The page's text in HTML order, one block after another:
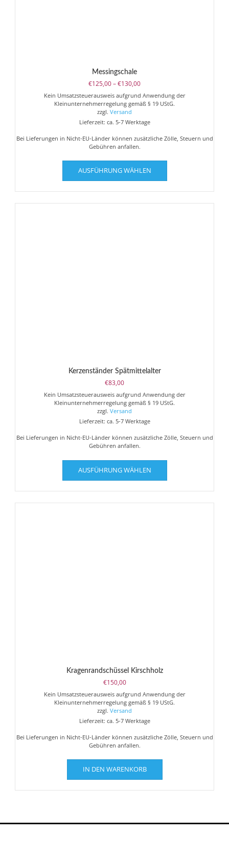
Messingschale
€125,00–€130,00Preisspanne:
€125,00
bis
Kein Umsatzsteuerausweis aufgrund Anwendung der
Kleinunternehmerregelung gemäß § 19 UStG.
zzgl. Versand
Lieferzeit: ca. 5-7 Werktage
Bei Lieferungen in Nicht-EU-Länder können zusätzliche Zölle, Steuern und
Gebühren anfallen.
AUSFÜHRUNG WÄHLEN
Dieses
weist
mehrere
Varianten
Kerzenständer Spätmittelalter
€83,00
Kein Umsatzsteuerausweis aufgrund Anwendung der
Kleinunternehmerregelung gemäß § 19 UStG.
zzgl. Versand
Lieferzeit: ca. 5-7 Werktage
Bei Lieferungen in Nicht-EU-Länder können zusätzliche Zölle, Steuern und
Gebühren anfallen.
AUSFÜHRUNG WÄHLEN
Dieses
weist
mehrere
Varianten
Kragenrandschüssel Kirschholz
€150,00
Kein Umsatzsteuerausweis aufgrund Anwendung der
Kleinunternehmerregelung gemäß § 19 UStG.
zzgl. Versand
Lieferzeit: ca. 5-7 Werktage
Bei Lieferungen in Nicht-EU-Länder können zusätzliche Zölle, Steuern und
Gebühren anfallen.
IN DEN WARENKORB